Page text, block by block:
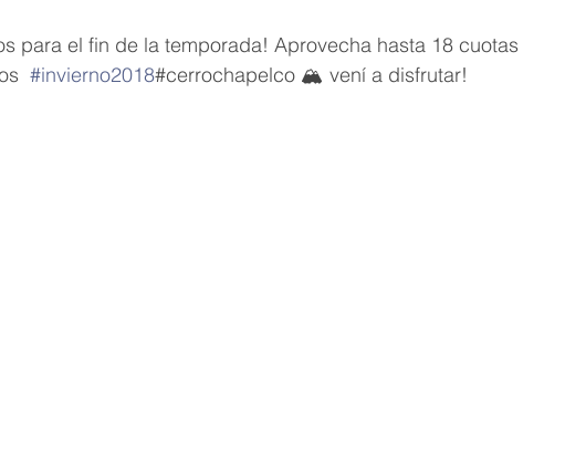
para el fin de la temporada! Aprovecha hasta 18 cuotas
#invierno2018#cerrochapelco 🏔 vení a disfrutar!